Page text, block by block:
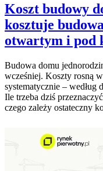
Koszt budowy
kosztuje
otwartym i pod
Budowa domu
wcześniej. Koszty rosną
systematycznie –
Ile trzeba dziś
czego zależy ostateczny